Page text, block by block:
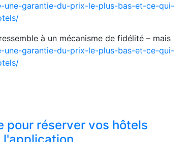
une-garantie-du-prix-le-plus-bas-et-ce-qui-
à un mécanisme de fidélité – mais
une-garantie-du-prix-le-plus-bas-et-ce-qui-
pour réserver vos hôtels